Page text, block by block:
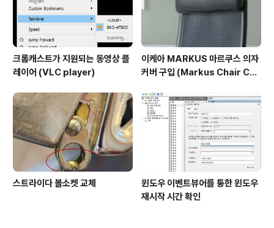
크롬캐스트가 지원되는 동영상 플
레이어 (VLC player)
이케아 MARKUS 마르쿠스 의자
커버 구입 (Markus Chair Cov
스트라이다 볼소켓 교체
윈도우 이벤트뷰어를 통한 윈도우
재시작 시간 확인